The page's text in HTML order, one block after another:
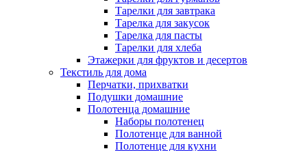
Тарелки для завтрака
Тарелка для закусок
Тарелка для пасты
Тарелки для хлеба
Этажерки для фруктов и десертов
Текстиль для дома
Перчатки, прихватки
Подушки домашние
Полотенца домашние
Наборы полотенец
Полотенце для ванной
Полотенце для кухни